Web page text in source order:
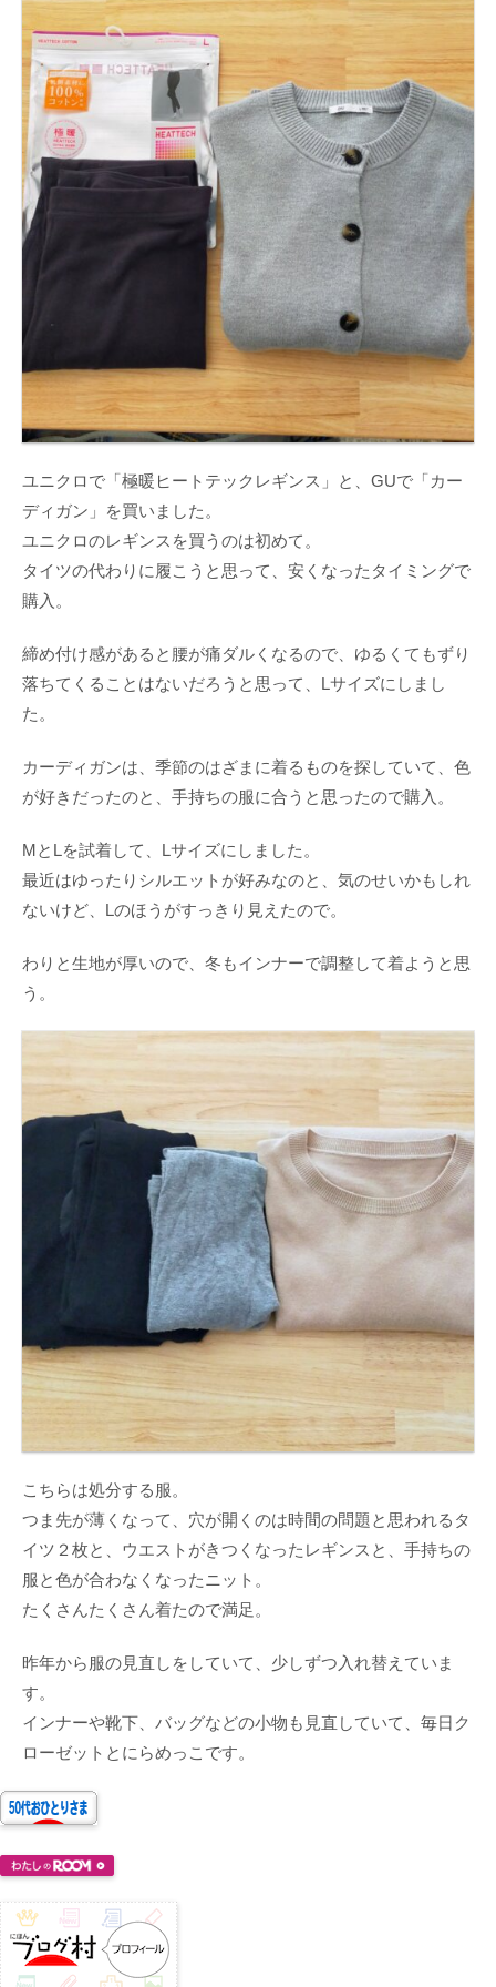
ユニクロで「極暖ヒートテックレギンス」と、GUで「カー
ディガン」を買いました。
ユニクロのレギンスを買うのは初めて。
タイツの代わりに履こうと思って、安くなったタイミングで
購入。
締め付け感があると腰が痛ダルくなるので、ゆるくてもずり
落ちてくることはないだろうと思って、Lサイズにしまし
た。
カーディガンは、季節のはざまに着るものを探していて、色
が好きだったのと、手持ちの服に合うと思ったので購入。
MとLを試着して、Lサイズにしました。
最近はゆったりシルエットが好みなのと、気のせいかもしれ
ないけど、Lのほうがすっきり見えたので。
わりと生地が厚いので、冬もインナーで調整して着ようと思
う。
こちらは処分する服。
つま先が薄くなって、穴が開くのは時間の問題と思われるタ
イツ２枚と、ウエストがきつくなったレギンスと、手持ちの
服と色が合わなくなったニット。
たくさんたくさん着たので満足。
昨年から服の見直しをしていて、少しずつ入れ替えていま
す。
インナーや靴下、バッグなどの小物も見直していて、毎日ク
ローゼットとにらめっこです。